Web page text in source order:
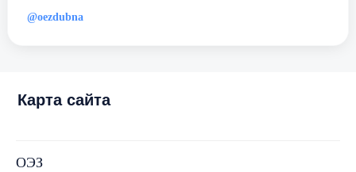
@oezdubna
Карта сайта
ОЭЗ